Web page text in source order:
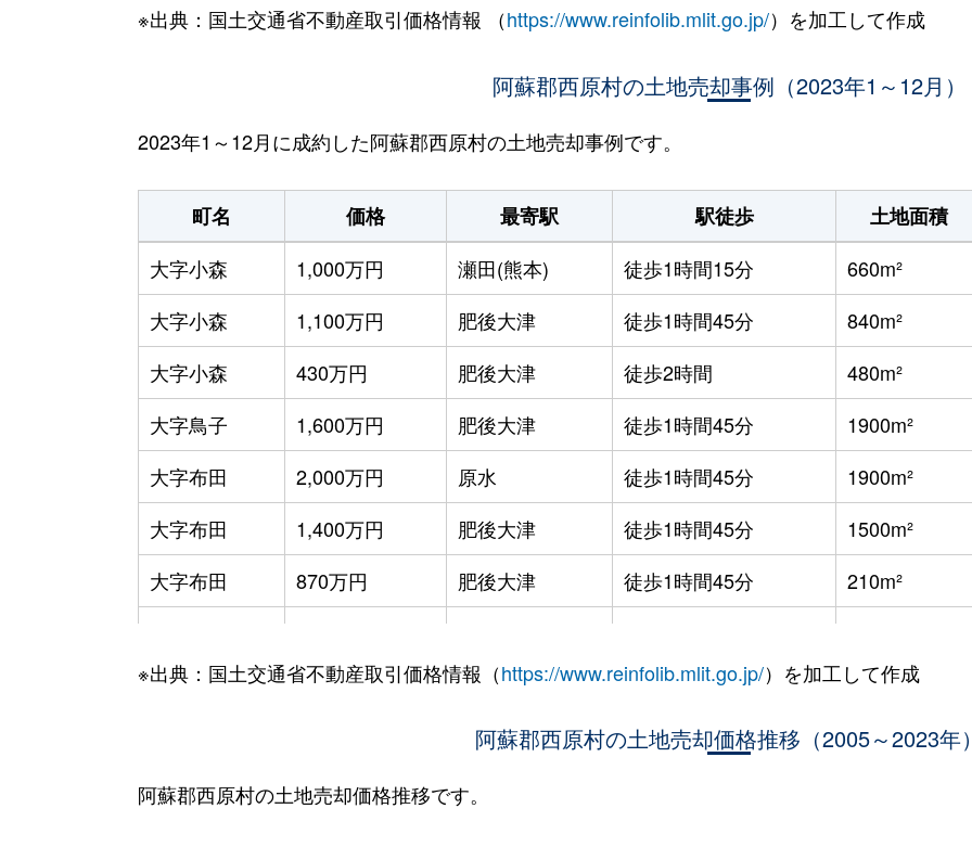
※出典：国土交通省不動産取引価格情報 （https://www.reinfolib.mlit.go.jp/）を加工して作成
阿蘇郡西原村の土地売却事例（2023年1～12月）
2023年1～12月に成約した阿蘇郡西原村の土地売却事例です。
町名 価格 最寄駅 駅徒歩
土地面積
大字小森
1,000万円 瀬田(熊本) 徒歩1時間15分
660m²
大字小森
1,100万円 肥後大津 徒歩1時間45分
840m²
大字小森
430万円 肥後大津 徒歩2時間
480m²
大字鳥子
1,600万円 肥後大津 徒歩1時間45分
1900m²
大字布田
2,000万円 原水 徒歩1時間45分
1900m²
大字布田
1,400万円 肥後大津 徒歩1時間45分
1500m²
大字布田
870万円 肥後大津 徒歩1時間45分
210m²
※出典：国土交通省不動産取引価格情報（https://www.reinfolib.mlit.go.jp/）を加工して作成
阿蘇郡西原村の土地売却価格推移（2005～2023年
阿蘇郡西原村の土地売却価格推移です。